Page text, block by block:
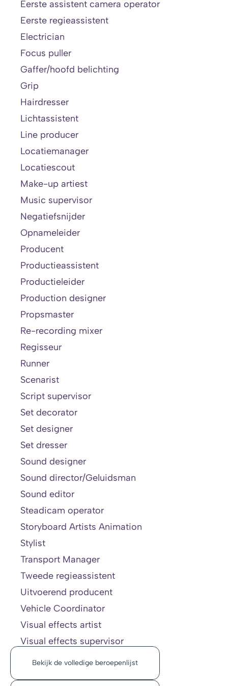
Eerste assistent camera operator
Eerste regieassistent
Electrician
Focus puller
Gaffer/hoofd belichting
Grip
Hairdresser
Lichtassistent
Line producer
Locatiemanager
Locatiescout
Make-up artiest
Music supervisor
Negatiefsnijder
Opnameleider
Producent
Productieassistent
Productieleider
Production designer
Propsmaster
Re-recording mixer
Regisseur
Runner
Scenarist
Script supervisor
Set decorator
Set designer
Set dresser
Sound designer
Sound director/Geluidsman
Sound editor
Steadicam operator
Storyboard Artists Animation
Stylist
Transport Manager
Tweede regieassistent
Uitvoerend producent
Vehicle Coordinator
Visual effects artist
Visual effects supervisor
Bekijk de volledige beroepenlijst